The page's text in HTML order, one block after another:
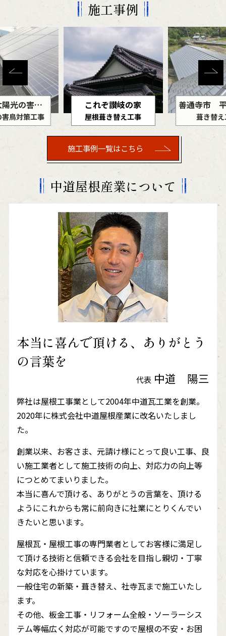
施工事例
琴平町太陽光の害鳥対策工事
鳥対策工事
これぞ讃岐の家
屋根葺き替え工事 葺き替
施工事例一覧はこちら
中道屋根産業について
本当に喜んで頂ける、ありがとう
の言葉を
代表 中道 陽三
弊社は屋根工事業として2004年中道瓦工業を創業。
2020年に株式会社中道屋根産業に改名いたしまし
た。
創業以来、お客さま、元請け様にとって良い工事、良
い施工業者として施工技術の向上、対応力の向上等
につとめてまいりました。
本当に喜んで頂ける、ありがとうの言葉を、頂ける
ようにこれからも常に前向きに社業にとりくんでい
きたいと思います。
屋根瓦・屋根工事の専門業者としてお客様に満足し
て頂ける技術と信頼できる会社を目指し親切・丁寧
な対応を心掛けています。
一般住宅の新築・葺き替え、社寺瓦まで施工いたし
ます。
その他、板金工事・リフォーム全般・ソーラーシス
テム等幅広く対応が可能ですので屋根の不安・お困